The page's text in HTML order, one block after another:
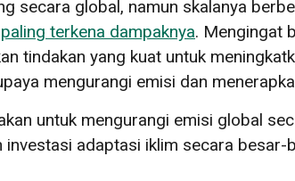
secara global, namun skalanya
terkena dampaknya. Mengingat
tindakan yang kuat untuk
mengurangi emisi dan
untuk mengurangi emisi global
adaptasi iklim secara